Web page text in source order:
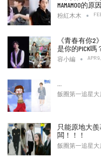
MAMAMOO的原
粉紅木木
《青春有你2
是你的PICK嗎
容小編 APR
…
飯圈第一追星大
只能原地大
闆！！！
飯圈第一追星大